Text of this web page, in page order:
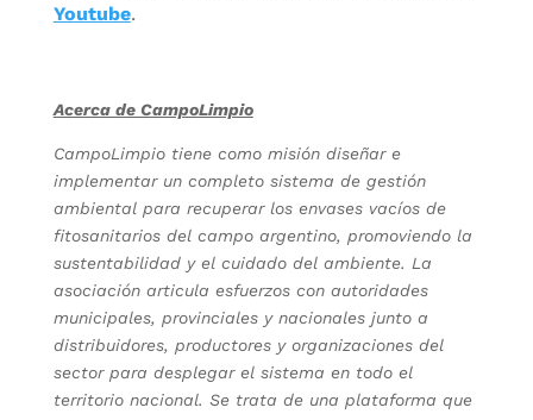
Youtube.
Acerca de CampoLimpio
CampoLimpio tiene como misión diseñar e
implementar un completo sistema de gestión
ambiental para recuperar los envases vacíos de
fitosanitarios del campo argentino, promoviendo la
sustentabilidad y el cuidado del ambiente. La
asociación articula esfuerzos con autoridades
municipales, provinciales y nacionales junto a
distribuidores, productores y organizaciones del
sector para desplegar el sistema en todo el
territorio nacional. Se trata de una plataforma que